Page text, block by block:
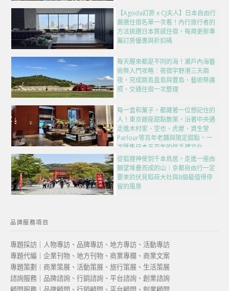
【Agoda訂房 x CJ夫人】日本自由行
嚴選住宿名單一次看！內行旅行者的
方法挑選日本質感住宿，每周更新專
屬訂房優惠與折扣碼
每天醒來都是不同的海！瀨戶內海藝
術祭入門攻略：夜宿宇野港三天兩
夜，完成跳島直島與豐島、藝術祭護
照、交通住宿一次整理
每一盒和菓子，都藏著一位想記住的
人！東京銀座甜點散策，沿著中央通
走進木村家、空也、虎屋、資生堂
Parlour等百年老舖與限定甜點，一
次匯集日本五百年的伴手禮文化
從狐狸神使到千本鳥居，走進一座由
願望堆疊而成的山｜京都自由行一定
要來的伏見稻荷大社與8個最值得停
留的風景
品牌服務項目
專題採訪｜人物專訪、品牌專訪、地方專訪、活動專訪
專題代編｜企業刊物、地方刊物、商業專欄、商業文案
專題策劃｜商業策展、活動策展、旅行策展、生活策展
諮詢服務｜品牌諮詢、行銷諮詢、平台諮詢、創業諮詢